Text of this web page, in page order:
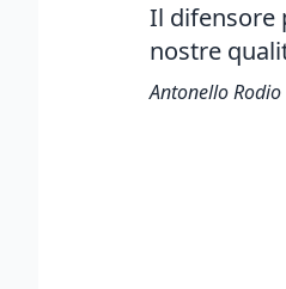
Il difensore
nostre
Antonello Rodio